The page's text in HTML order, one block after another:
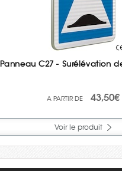
Panneau C27 - Surélévation
43,50€
Voir le produit